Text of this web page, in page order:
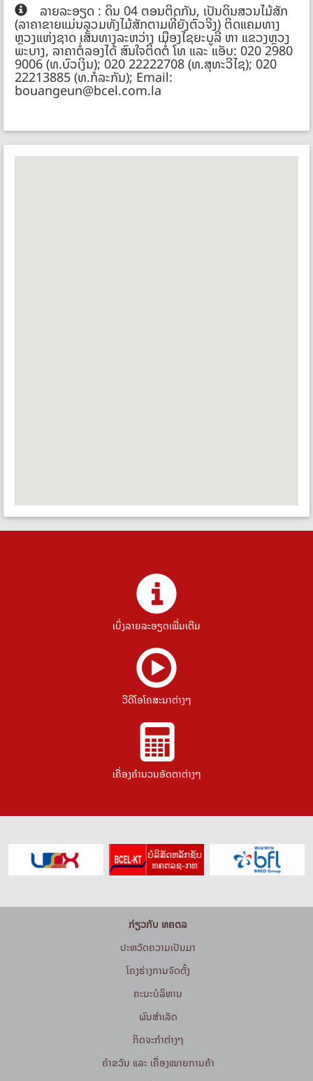
ລາຍລະອຽດ : ດິນ 04 ຕອນຕິດກັນ, ເປັນດິນສວນໄມ້ສັກ
(ລາຄາຂາຍແມ່ນລວມທັງໄມ້ສັກຕາມທີ່ຍັງຕົວຈິງ) ຕິດແຄມທາງ
ຫຼວງແຫ່ງຊາດ ເສັ້ນທາງລະຫວ່າງ ເມືອງໄຊຍະບູລີ ຫາ ແຂວງຫຼວງ
ພະບາງ, ລາຄາຕໍ່ລອງໄດ້ ສົນໃຈຕິດຕໍ່ ໂທ ແລະ ແອັບ: 020 2980
9006 (ທ.ບົວເງິນ); 020 22222708 (ທ.ສຸທະວີໄຊ); 020
22213885 (ທ.ກໍລະກັນ); Email:
bouangeun@bcel.com.la
ເບິ່ງລາຍລະອຽດເພີ່ມເຕີມ
ວີດີໂອໂຄສະນາຕ່າງໆ
ເຄື່ອງຄຳນວນອັດຕາຕ່າງໆ
ກ່ຽວກັບ ທຄຕລ
ປະຫວັດຄວາມເປັນມາ
ໂຄງຮ່າງການຈັດຕັ້ງ
ຄະນະບໍລິຫານ
ຜົນສຳເລັດ
ກິດຈະກໍາຕ່າງໆ
ຄຳຂວັນ ແລະ ເຄື່ອງໝາຍການຄ້າ